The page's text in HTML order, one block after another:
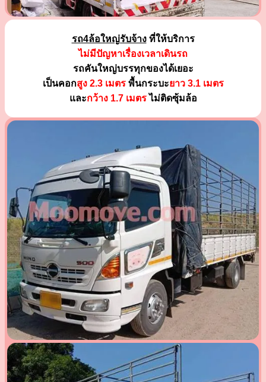
รถ4ล้อใหญ่รับจ้างที่ให้บริการ
ไม่มีปัญหาเรื่องเวลาเดินรถ
รถคันใหญ่บรรทุกของได้เยอะ
เป็นคอกสูง 2.3 เมตรพื้นกระบะยาว 3.1 เมตร
และกว้าง 1.7 เมตรไม่ติดซุ้มล้อ